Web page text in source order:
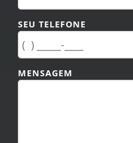
SEU TELEFONE
MENSAGEM